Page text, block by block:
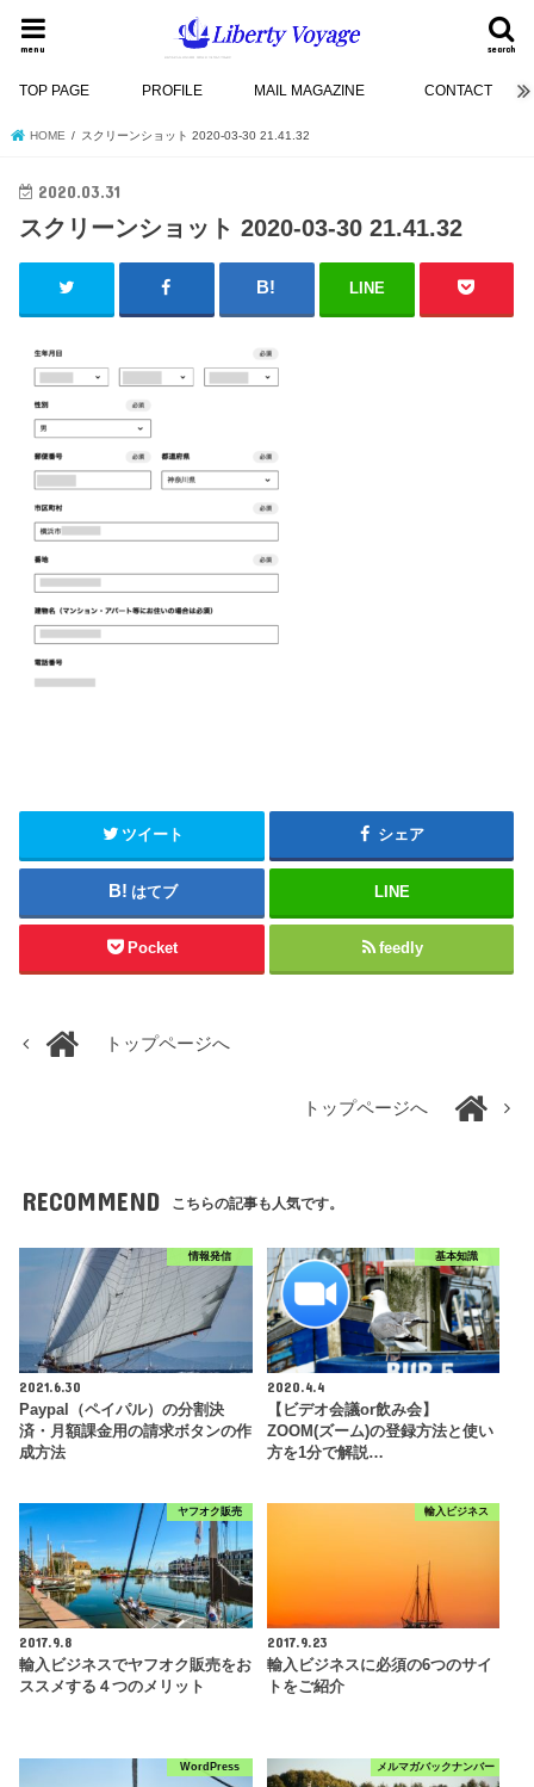
search
menu
TOP PAGE PROFILE MAIL MAGAZINE CONTACT
HOME スクリーンショット 2020-03-30 21.41.32
2020.03.31
スクリーンショット 2020-03-30 21.41.32
LINE
ツイート シェア
はてブ LINE
Pocket feedly
トップページへ
トップページへ
RECOMMEND こちらの記事も人気です。
情報発信
2021.6.30
Paypal（ペイパル）の分割決
済・月額課金用の請求ボタンの作
成方法
基本知識
2020.4.4
【ビデオ会議or飲み会】
ZOOM(ズーム)の登録方法と使い
方を1分で解説…
ヤフオク販売
2017.9.8
輸入ビジネスでヤフオク販売をお
ススメする４つのメリット
輸入ビジネス
2017.9.23
輸入ビジネスに必須の6つのサイ
トをご紹介
WordPress メルマガバックナンバー